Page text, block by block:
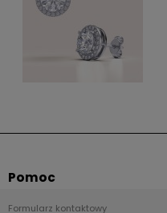
Pomoc
Formularz kontaktowy